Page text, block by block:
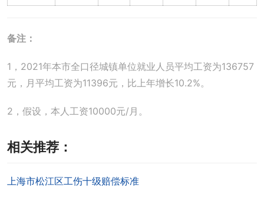
备注：
1，2021年本市全口径城镇单位就业人员平均工资为136757
元，月平均工资为11396元，比上年增长10.2%。
2，假设，本人工资10000元/月。
相关推荐：
上海市松江区工伤十级赔偿标准